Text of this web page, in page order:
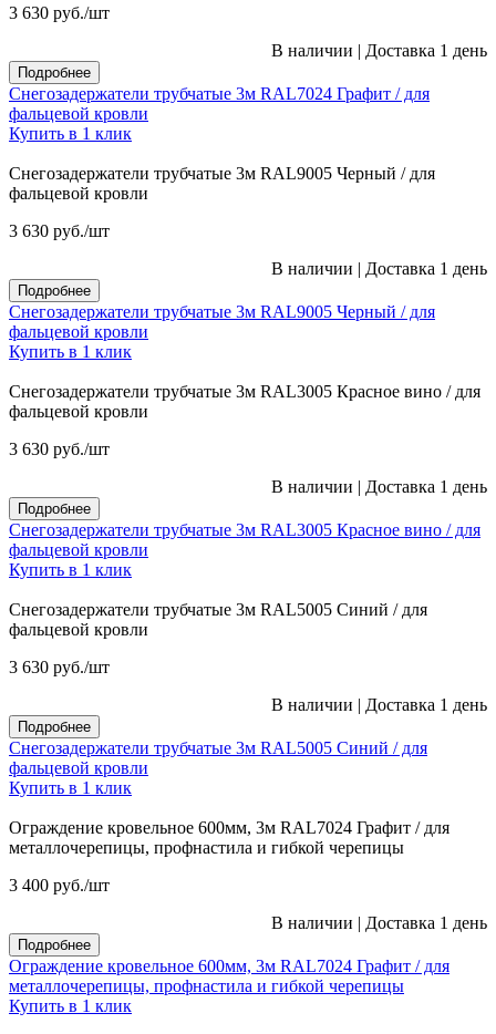
3 630 руб./шт
В наличии | Доставка 1 день
Подробнее
Снегозадержатели трубчатые 3м RAL7024 Графит / для
фальцевой кровли
Купить в 1 клик
Снегозадержатели трубчатые 3м RAL9005 Черный / для
фальцевой кровли
3 630 руб./шт
В наличии | Доставка 1 день
Подробнее
Снегозадержатели трубчатые 3м RAL9005 Черный / для
фальцевой кровли
Купить в 1 клик
Снегозадержатели трубчатые 3м RAL3005 Красное вино / для
фальцевой кровли
3 630 руб./шт
В наличии | Доставка 1 день
Подробнее
Снегозадержатели трубчатые 3м RAL3005 Красное вино / для
фальцевой кровли
Купить в 1 клик
Снегозадержатели трубчатые 3м RAL5005 Синий / для
фальцевой кровли
3 630 руб./шт
В наличии | Доставка 1 день
Подробнее
Снегозадержатели трубчатые 3м RAL5005 Синий / для
фальцевой кровли
Купить в 1 клик
Ограждение кровельное 600мм, 3м RAL7024 Графит / для
металлочерепицы, профнастила и гибкой черепицы
3 400 руб./шт
В наличии | Доставка 1 день
Подробнее
Ограждение кровельное 600мм, 3м RAL7024 Графит / для
металлочерепицы, профнастила и гибкой черепицы
Купить в 1 клик